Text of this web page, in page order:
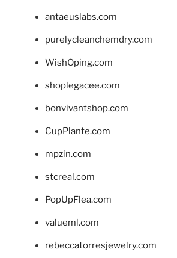
antaeuslabs.com
purelycleanchemdry.com
WishOping.com
shoplegacee.com
bonvivantshop.com
CupPlante.com
mpzin.com
stcreal.com
PopUpFlea.com
valueml.com
rebeccatorresjewelry.com